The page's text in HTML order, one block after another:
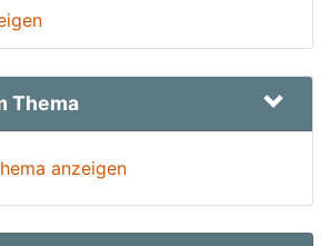
Thema
anzeigen